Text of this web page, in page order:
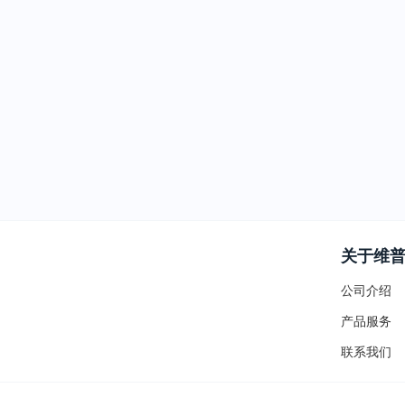
关于维普
公司介绍
产品服务
联系我们